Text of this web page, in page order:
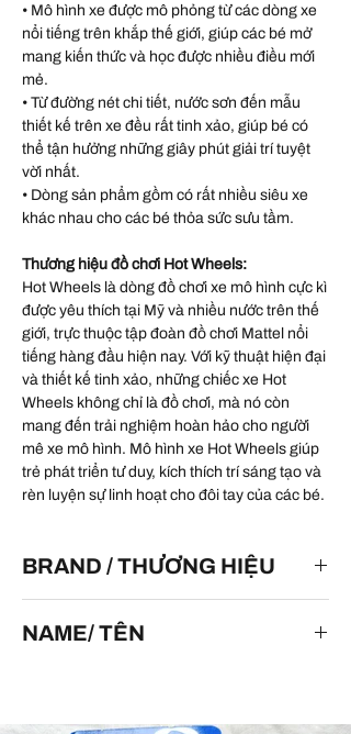
• Mô hình xe được mô phỏng từ các dòng xe
nổi tiếng trên khắp thế giới, giúp các bé mở
mang kiến thức và học được nhiều điều mới
mẻ.
• Từ đường nét chi tiết, nước sơn đến mẫu
thiết kế trên xe đều rất tinh xảo, giúp bé có
thể tận hưởng những giây phút giải trí tuyệt
vời nhất.
• Dòng sản phẩm gồm có rất nhiều siêu xe
khác nhau cho các bé thỏa sức sưu tầm.
Thương hiệu đồ chơi Hot Wheels:
Hot Wheels là dòng đồ chơi xe mô hình cực kì
được yêu thích tại Mỹ và nhiều nước trên thế
giới, trực thuộc tập đoàn đồ chơi Mattel nổi
tiếng hàng đầu hiện nay. Với kỹ thuật hiện đại
và thiết kế tinh xảo, những chiếc xe Hot
Wheels không chỉ là đồ chơi, mà nó còn
mang đến trải nghiệm hoàn hảo cho người
mê xe mô hình. Mô hình xe Hot Wheels giúp
trẻ phát triển tư duy, kích thích trí sáng tạo và
rèn luyện sự linh hoạt cho đôi tay của các bé.
BRAND / THƯƠNG HIỆU
NAME/ TÊN